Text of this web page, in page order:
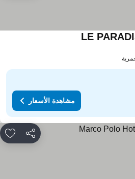
LEمشاهدة الأسعار
مشاهدة الأسعار
مشاركة